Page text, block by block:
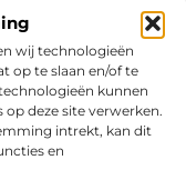
wij technologieën
op te slaan en/of te
kunnen
op deze site verwerken.
intrekt, kan dit
en
tips voor het
artikelen boordevol
om elke dag